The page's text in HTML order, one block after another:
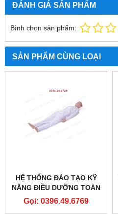
ĐÁNH GIÁ SẢN PHẨM
Bình chọn sản phẩm:
SẢN PHẨM CÙNG LOẠI
HỆ THỐNG ĐÀO TẠO KỸ
NĂNG ĐIỀU DƯỠNG TOÀN
DIỆN TẠI KHOA HỒI SỨC
TÍCH CỰC MODEL
Gọi: 0396.49.6769